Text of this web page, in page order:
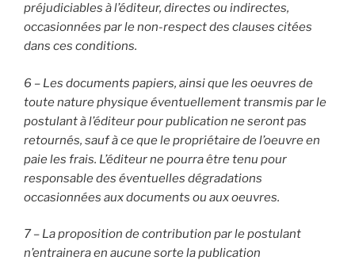
préjudiciables à l’éditeur, directes ou indirectes,
occasionnées par le non-respect des clauses citées
dans ces conditions.
6 – Les documents papiers, ainsi que les oeuvres de
toute nature physique éventuellement transmis par le
postulant à l’éditeur pour publication ne seront pas
retournés, sauf à ce que le propriétaire de l’oeuvre en
paie les frais. L’éditeur ne pourra être tenu pour
responsable des éventuelles dégradations
occasionnées aux documents ou aux oeuvres.
7 – La proposition de contribution par le postulant
n’entrainera en aucune sorte la publication